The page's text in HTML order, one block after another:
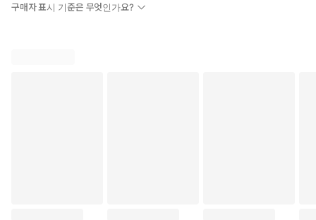
구매자 표시 기준은 무엇인가요?